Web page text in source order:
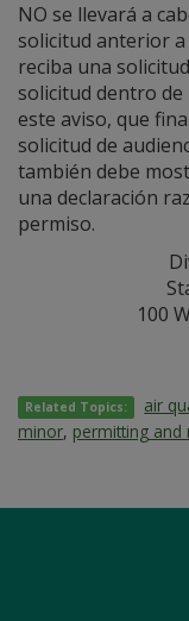
NO se llevará a
solicitud anterior a
reciba una
solicitud dentro de
este aviso, que
solicitud de
también debe
una declaración
permiso.
100
Related Topics: air
minor, permitting and